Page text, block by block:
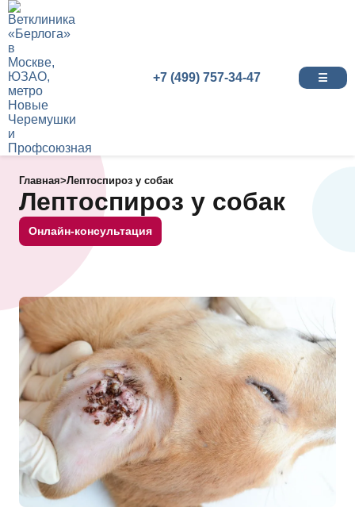
+7 (499) 757-34-47 ☰
Главная>Лептоспироз у собак
Лептоспироз у собак
Онлайн-консультация